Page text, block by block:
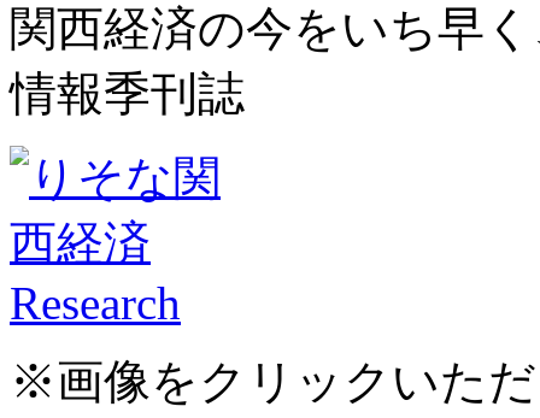
関西経済の今をいち早
情報季刊誌
※画像をクリックいた